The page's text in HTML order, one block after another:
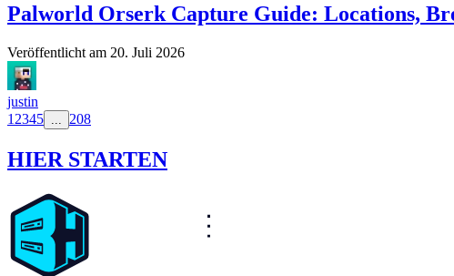
Palworld Orserk Capture Guide: Locations,
Veröffentlicht am 20. Juli 2026
justin
1 2345 208
HIER STARTEN